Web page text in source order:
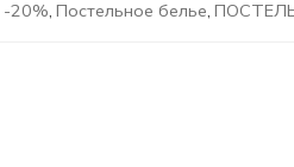
-20%, Постельное белье,